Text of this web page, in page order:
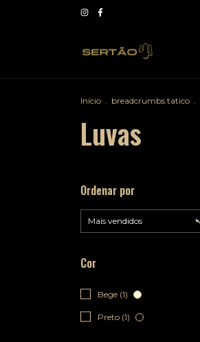
Início breadcrumbs.tatico
Luvas
Ordenar por
Cor
Bege (1)
Preto (1)